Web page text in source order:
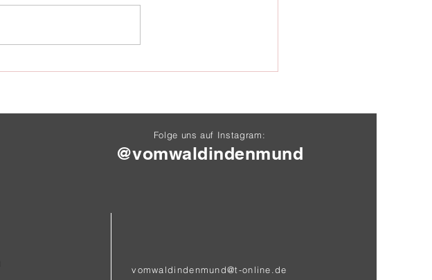
Start der Karpfensaison
Folge uns auf Instagram:
@vomwaldindenmund
vomwaldindenmund@t-online.de